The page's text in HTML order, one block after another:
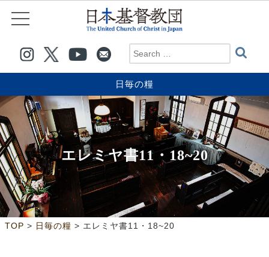
日毎の糧
エレミヤ書11・18~20
TOP > 日毎の糧 > エレミヤ書11・18~20